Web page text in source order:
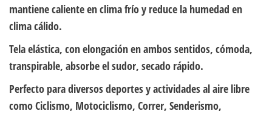
mantiene caliente en clima frío y reduce la humedad en
clima cálido.
Tela elástica, con elongación en ambos sentidos, cómoda,
transpirable, absorbe el sudor, secado rápido.
Perfecto para diversos deportes y actividades al aire libre
como Ciclismo, Motociclismo, Correr, Senderismo,